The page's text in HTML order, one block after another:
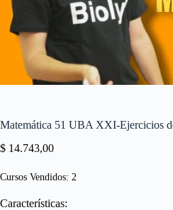
Matemática 51 UBA XXI-Ejercicios
$ 14.743,00
Cursos Vendidos: 2
Características: